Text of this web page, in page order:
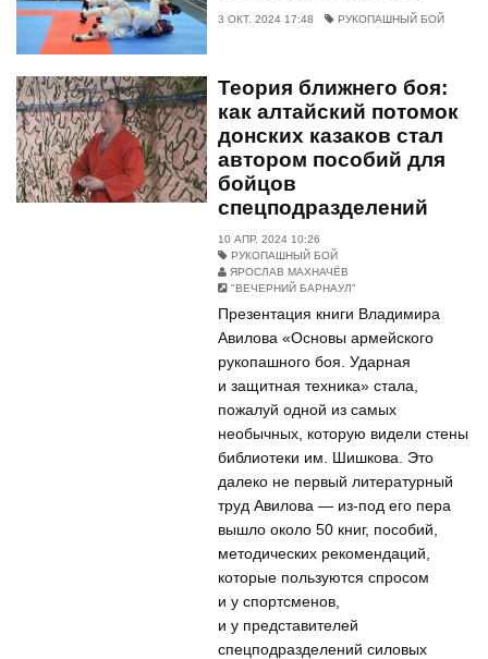
3 ОКТ. 2024 17:48 РУКОПАШНЫЙ БОЙ
Теория ближнего боя:
как алтайский потомок
донских казаков стал
автором пособий для
бойцов
спецподразделений
10 АПР. 2024 10:26
РУКОПАШНЫЙ БОЙ
ЯРОСЛАВ МАХНАЧЁВ
"ВЕЧЕРНИЙ БАРНАУЛ"
Презентация книги Владимира
Авилова «Основы армейского
рукопашного боя. Ударная
и защитная техника» стала,
пожалуй одной из самых
необычных, которую видели стены
библиотеки им. Шишкова. Это
далеко не первый литературный
труд Авилова — из-под его пера
вышло около 50 книг, пособий,
методических рекомендаций,
которые пользуются спросом
и у спортсменов,
и у представителей
спецподразделений силовых